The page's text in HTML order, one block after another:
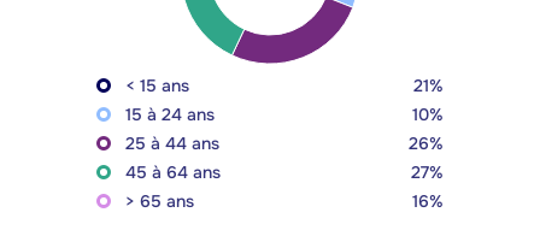
< 15 ans
21%
15 à 24 ans
10%
25 à 44 ans
26%
45 à 64 ans
27%
> 65 ans
16%